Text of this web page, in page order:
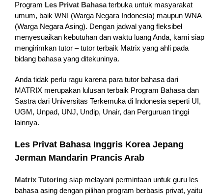
Program Les Privat Bahasaterbuka untuk masyarakat
umum, baik WNI (Warga Negara Indonesia) maupun WNA
(Warga Negara Asing). Dengan jadwal yang fleksibel
menyesuaikan kebutuhan dan waktu luang Anda, kami siap
mengirimkan tutor – tutor terbaik Matrix yang ahli pada
bidang bahasa yang ditekuninya.
Anda tidak perlu ragu karena para tutor bahasa dari
MATRIX merupakan lulusan terbaik Program Bahasa dan
Sastra dari Universitas Terkemuka di Indonesia seperti UI,
UGM, Unpad, UNJ, Undip, Unair, dan Perguruan tinggi
lainnya.
Les Privat Bahasa Inggris Korea Jepang
Jerman Mandarin Prancis Arab
Matrix Tutoring siap melayani permintaan untuk guru les
bahasa asing dengan pilihan program berbasis privat, yaitu